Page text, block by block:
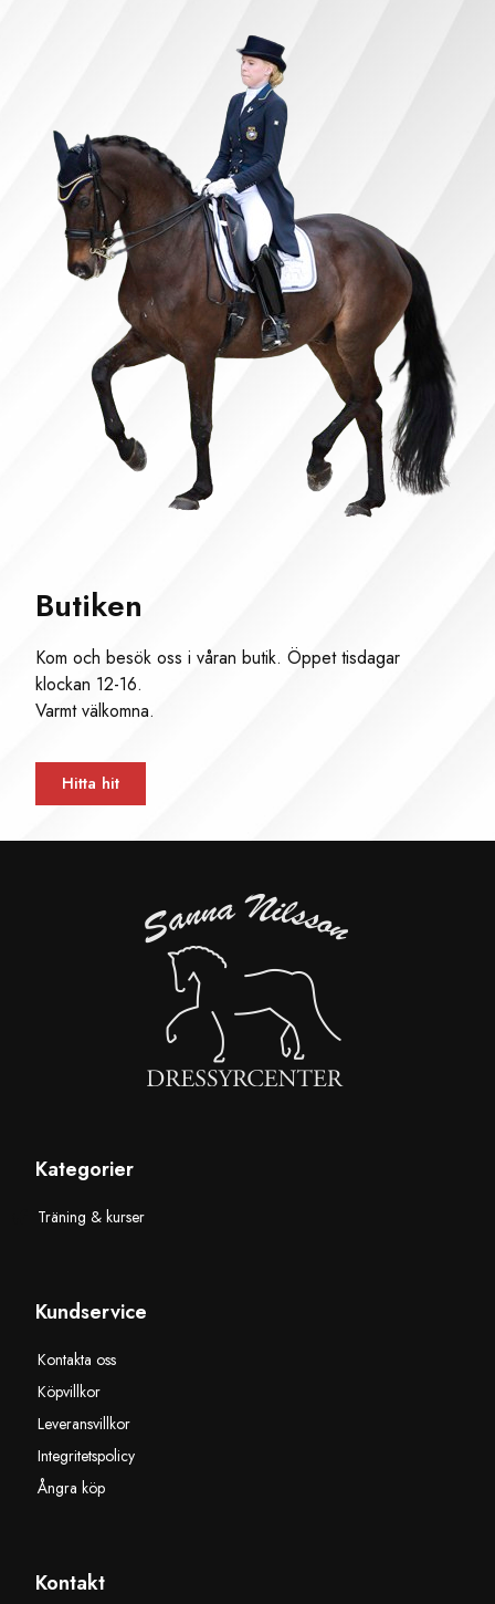
Butiken
Kom och besök oss i våran butik. Öppet tisdagar
klockan 12-16.
Varmt välkomna.
Hitta hit
Kategorier
Träning & kurser
Kundservice
Kontakta oss
Köpvillkor
Leveransvillkor
Integritetspolicy
Ångra köp
Kontakt